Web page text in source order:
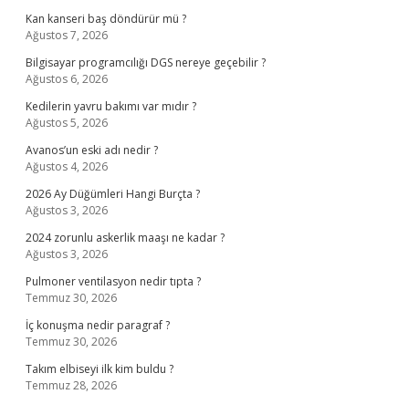
Kan kanseri baş döndürür mü ?
Ağustos 7, 2026
Bilgisayar programcılığı DGS nereye geçebilir ?
Ağustos 6, 2026
Kedilerin yavru bakımı var mıdır ?
Ağustos 5, 2026
Avanos’un eski adı nedir ?
Ağustos 4, 2026
2026 Ay Düğümleri Hangi Burçta ?
Ağustos 3, 2026
2024 zorunlu askerlik maaşı ne kadar ?
Ağustos 3, 2026
Pulmoner ventilasyon nedir tıpta ?
Temmuz 30, 2026
İç konuşma nedir paragraf ?
Temmuz 30, 2026
Takım elbiseyi ilk kim buldu ?
Temmuz 28, 2026